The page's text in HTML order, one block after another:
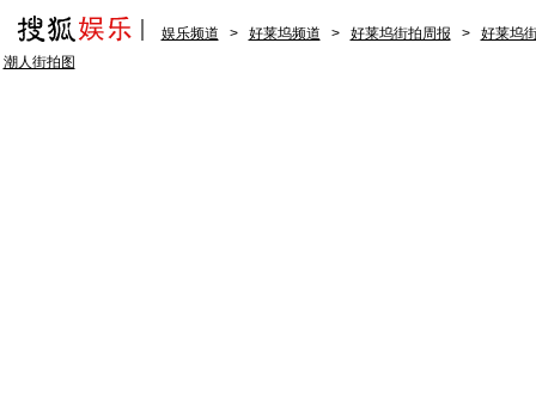
娱乐频道 > 好莱坞频道 > 好莱坞街拍周报 >
好莱坞
潮人街拍图